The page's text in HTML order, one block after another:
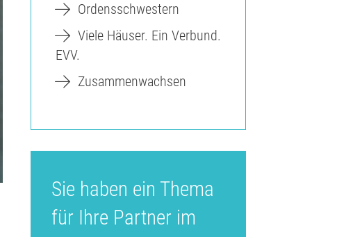
Ordensschwestern
Viele Häuser. Ein Verbund.
EVV.
Zusammenwachsen
Sie haben ein Thema
für Ihre Partner im